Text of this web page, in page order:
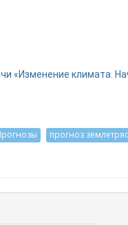
«Изменение климата.
прогноз